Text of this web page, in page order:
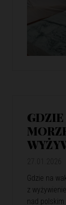
GDZIE
Gdzie na
z
nad